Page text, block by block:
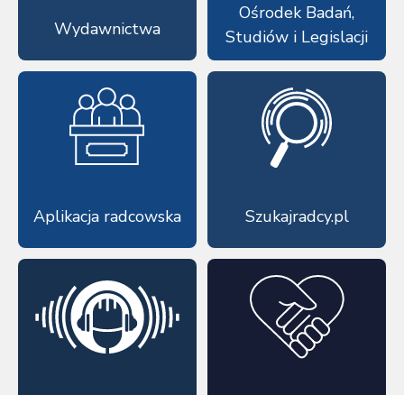
Wydawnictwa
Ośrodek Badań,
Studiów i Legislacji
Aplikacja radcowska Szukajradcy.pl